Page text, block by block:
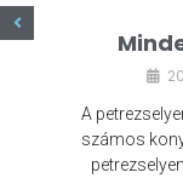
A
számos